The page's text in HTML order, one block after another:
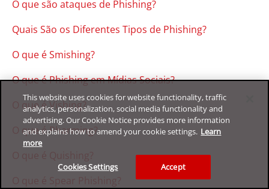
O que são ataques de Phishing?
Quais São os Diferentes Tipos de Phishing?
O que é Smishing?
O que é Phishing em Mídias Sociais?
O que é Vishing?
O que é Pharming?
This website uses cookies for website functionality, traffic
analytics, personalization, social media functionality and
advertising. Our Cookie Notice provides more information
and explains how to amend your cookie settings. Learn
more
Cookies Settings Accept